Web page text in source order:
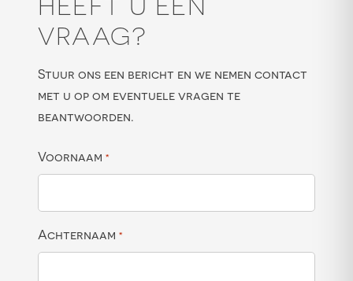
HEEFT U EEN
VRAAG?
Stuur ons een bericht en we nemen contact
met u op om eventuele vragen te
beantwoorden.
Voornaam *
Achternaam *